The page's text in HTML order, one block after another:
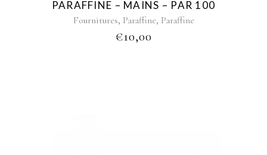
PARAFFINE – MAINS – PAR 100
Fournitures, Paraffine, Paraffine
€10,00